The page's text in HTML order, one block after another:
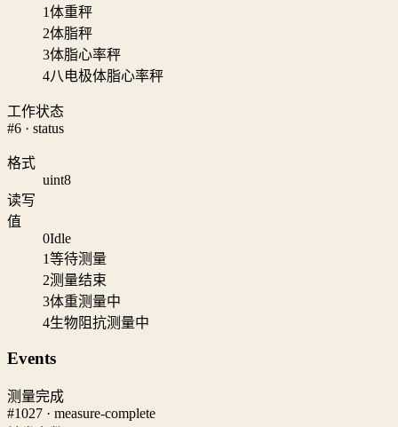
1体重秤
2体脂秤
3体脂心率秤
4八电极体脂心率秤
工作状态
#6 · status
格式
uint8
读写
值
0Idle
1等待测量
2测量结束
3体重测量中
4生物阻抗测量中
Events
测量完成
#1027 · measure-complete